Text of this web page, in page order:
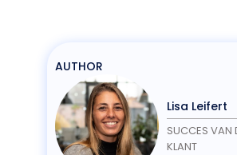
AUTHOR
Lisa Leifert
SUCCES VAN
KLANT